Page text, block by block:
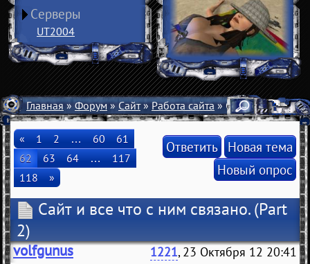
Серверы
UT2004
Главная»Форум»Сайт»Работа сайта» Сайт и все что с
« 1 2 … 60
61
62
63 64 …
117
118
»
Ответить Новая тема
Новый опрос
Сайт и все что с ним связано.(Part
2)
volfgunus 1221, 23 Октября 12 20:41